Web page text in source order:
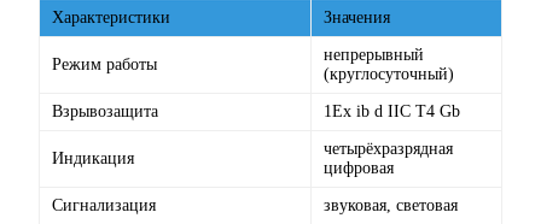
Характеристики Значения
Режим работы
непрерывный
(круглосуточный)
Взрывозащита 1Ex ib d IIC T4 Gb
Индикация
четырёхразрядная
цифровая
Сигнализация звуковая, световая